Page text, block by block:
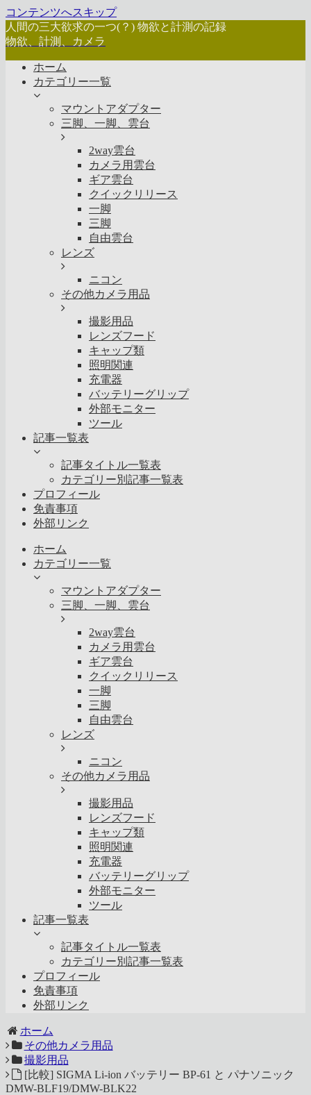
コンテンツへスキップ
人間の三大欲求の一つ(？) 物欲と計測の記録
物欲、計測、カメラ
ホーム
カテゴリー一覧
マウントアダプター
三脚、一脚、雲台
2way雲台
カメラ用雲台
ギア雲台
クイックリリース
一脚
三脚
自由雲台
レンズ
ニコン
その他カメラ用品
撮影用品
レンズフード
キャップ類
照明関連
充電器
バッテリーグリップ
外部モニター
ツール
記事一覧表
記事タイトル一覧表
カテゴリー別記事一覧表
プロフィール
免責事項
外部リンク
ホーム
カテゴリー一覧
マウントアダプター
三脚、一脚、雲台
2way雲台
カメラ用雲台
ギア雲台
クイックリリース
一脚
三脚
自由雲台
レンズ
ニコン
その他カメラ用品
撮影用品
レンズフード
キャップ類
照明関連
充電器
バッテリーグリップ
外部モニター
ツール
記事一覧表
記事タイトル一覧表
カテゴリー別記事一覧表
プロフィール
免責事項
外部リンク
ホーム
その他カメラ用品
撮影用品
[比較] SIGMA Li-ion バッテリー BP-61 と パナソニック
DMW-BLF19/DMW-BLK22